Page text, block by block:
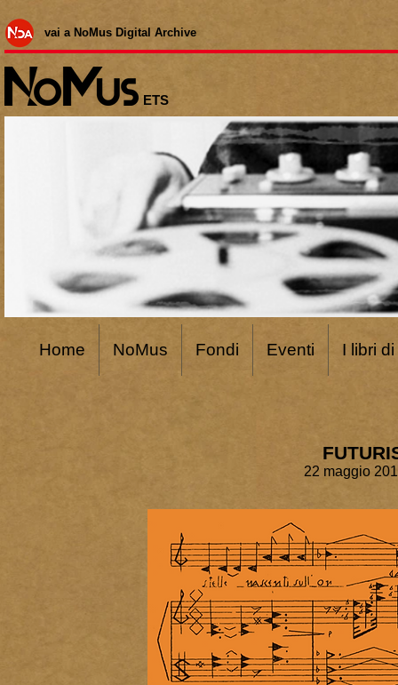
Home NoMus Fondi Eventi I libri
vai a NoMus Digital Archive
ETS
22 maggio